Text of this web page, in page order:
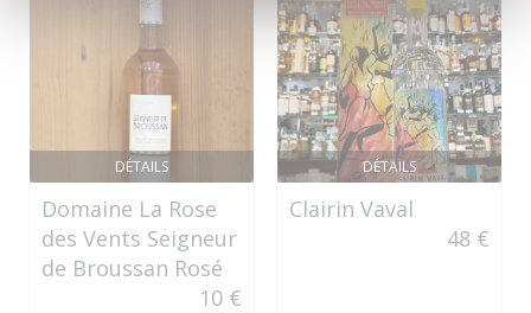
DÉTAILS
Domaine La Rose
des Vents Seigneur
de Broussan Rosé
10 €
DÉTAILS
Clairin Vaval
48 €